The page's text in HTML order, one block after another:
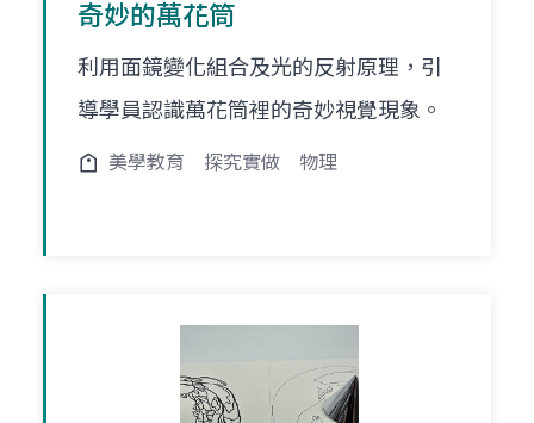
奇妙的萬花筒
利用面鏡變化組合及光的反射原理，引
導學員認識萬花筒裡的奇妙視覺現象。
美學教育 探究實做 物理